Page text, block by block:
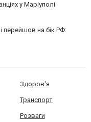
у Маріуполі
перейшов на бік РФ:
Здоров'я
Транспорт
Розваги